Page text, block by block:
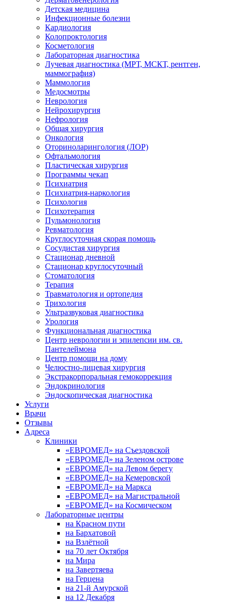
Детская медицина
Инфекционные болезни
Кардиология
Колопроктология
Косметология
Лабораторная диагностика
Лучевая диагностика (МРТ, МСКТ, рентген,
маммография)
Маммология
Медосмотры
Неврология
Нейрохирургия
Нефрология
Общая хирургия
Онкология
Оториноларингология (ЛОР)
Офтальмология
Пластическая хирургия
Программы чекап
Психиатрия
Психиатрия-наркология
Психология
Психотерапия
Пульмонология
Ревматология
Круглосуточная скорая помощь
Сосудистая хирургия
Стационар дневной
Стационар круглосуточный
Стоматология
Терапия
Травматология и ортопедия
Трихология
Ультразвуковая диагностика
Урология
Функциональная диагностика
Центр неврологии и эпилепсии им. св.
Пантелеймона
Центр помощи на дому
Челюстно-лицевая хирургия
Экстракорпоральная гемокоррекция
Эндокринология
Эндоскопическая диагностика
Услуги
Врачи
Отзывы
Адреса
Клиники
«ЕВРОМЕД» на Съездовской
«ЕВРОМЕД» на Зеленом острове
«ЕВРОМЕД» на Левом берегу
«ЕВРОМЕД» на Кемеровской
«ЕВРОМЕД» на Маркса
«ЕВРОМЕД» на Магистральной
«ЕВРОМЕД» на Космическом
Лабораторные центры
на Красном пути
на Бархатовой
на Взлётной
на 70 лет Октября
на Мира
на Завертяева
на Герцена
на 21-й Амурской
на 12 Декабря